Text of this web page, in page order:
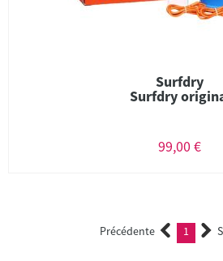
Surfdry
Surfdry
99,00 €
Précédente 1